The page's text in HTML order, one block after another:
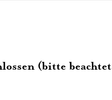
(bit­te beach­tet